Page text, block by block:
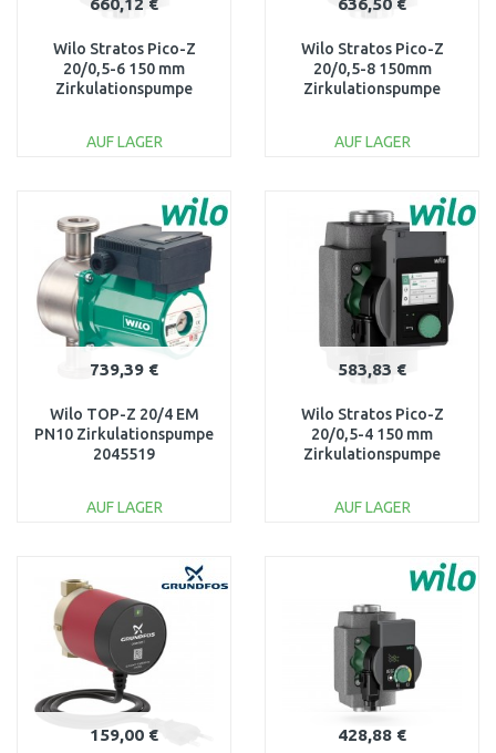
660,12 €
Wilo Stratos Pico-Z
20/0,5-6 150 mm
Zirkulationspumpe
AUF LAGER
Vergleichen
636,50 €
Wilo Stratos Pico-Z
20/0,5-8 150mm
Zirkulationspumpe
AUF LAGER
Vergleichen
739,39 €
Wilo TOP-Z 20/4 EM
PN10 Zirkulationspumpe
2045519
AUF LAGER
Vergleichen
583,83 €
Wilo Stratos Pico-Z
20/0,5-4 150 mm
Zirkulationspumpe
AUF LAGER
159,00 € 428,88 €